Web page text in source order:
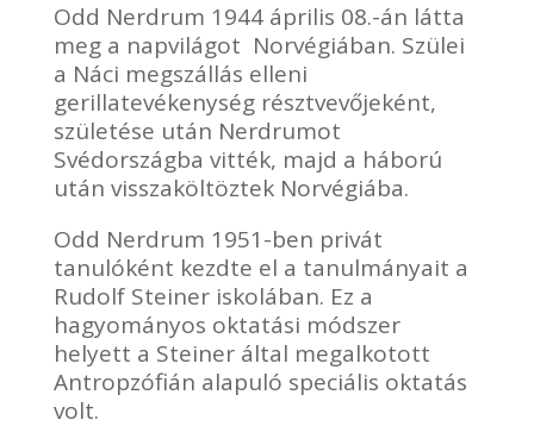
Odd Nerdrum 1944 április 08.-án látta
meg a napvilágot Norvégiában. Szülei
a Náci megszállás elleni
gerillatevékenység résztvevőjeként,
születése után Nerdrumot
Svédországba vitték, majd a háború
után visszaköltöztek Norvégiába.
Odd Nerdrum 1951-ben privát
tanulóként kezdte el a tanulmányait a
Rudolf Steiner iskolában. Ez a
hagyományos oktatási módszer
helyett a Steiner által megalkotott
Antropzófián alapuló speciális oktatás
volt.